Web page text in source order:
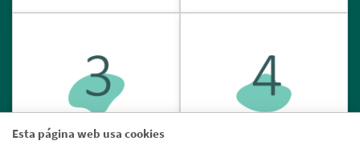
Esta página web usa cookies